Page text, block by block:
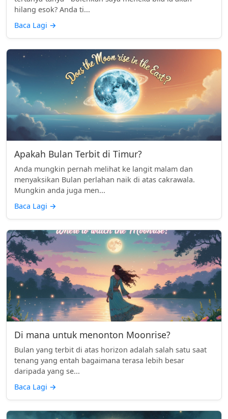
hilang esok? Anda ti...
Baca Lagi →
Apakah Bulan Terbit di Timur?
Anda mungkin pernah melihat ke langit malam dan
menyaksikan Bulan perlahan naik di atas cakrawala.
Mungkin anda juga men...
Baca Lagi →
Di mana untuk menonton Moonrise?
Bulan yang terbit di atas horizon adalah salah satu saat
tenang yang entah bagaimana terasa lebih besar
daripada yang se...
Baca Lagi →